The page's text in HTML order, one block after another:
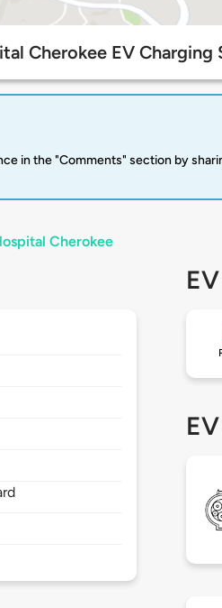
Cherokee EV Charging
in the "Comments" section by
Cherokee